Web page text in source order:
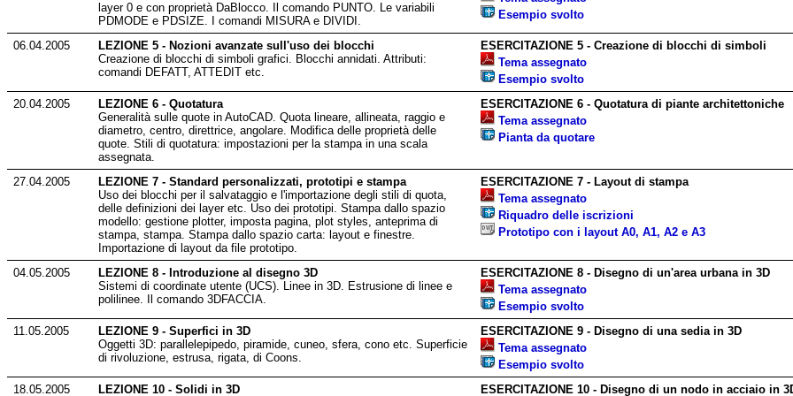
layer 0 e con proprietà DaBlocco. Il comando PUNTO. Le variabili
PDMODE e PDSIZE. I comandi MISURA e DIVIDI.
Esempio svolto
06.04.2005
LEZIONE 5 - Nozioni avanzate sull'uso dei blocchi
Creazione di blocchi di simboli grafici. Blocchi annidati. Attributi:
comandi DEFATT, ATTEDIT etc.
ESERCITAZIONE 5 - Creazione di blocchi di simboli
Tema assegnato
Esempio svolto
20.04.2005
LEZIONE 6 - Quotatura
Generalità sulle quote in AutoCAD. Quota lineare, allineata, raggio e
diametro, centro, direttrice, angolare. Modifica delle proprietà delle
quote. Stili di quotatura: impostazioni per la stampa in una scala
assegnata.
ESERCITAZIONE 6 - Quotatura di piante architettoniche
Tema assegnato
Pianta da quotare
27.04.2005
LEZIONE 7 - Standard personalizzati, prototipi e stampa
Uso dei blocchi per il salvataggio e l'importazione degli stili di quota,
delle definizioni dei layer etc. Uso dei prototipi. Stampa dallo spazio
modello: gestione plotter, imposta pagina, plot styles, anteprima di
stampa, stampa. Stampa dallo spazio carta: layout e finestre.
Importazione di layout da file prototipo.
ESERCITAZIONE 7 - Layout di stampa
Tema assegnato
Riquadro delle iscrizioni
Prototipo con i layout A0, A1, A2 e A3
04.05.2005
LEZIONE 8 - Introduzione al disegno 3D
Sistemi di coordinate utente (UCS). Linee in 3D. Estrusione di linee e
polilinee. Il comando 3DFACCIA.
ESERCITAZIONE 8 - Disegno di un'area urbana in 3D
Tema assegnato
Esempio svolto
11.05.2005
LEZIONE 9 - Superfici in 3D
Oggetti 3D: parallelepipedo, piramide, cuneo, sfera, cono etc. Superficie
di rivoluzione, estrusa, rigata, di Coons.
ESERCITAZIONE 9 - Disegno di una sedia in 3D
Tema assegnato
Esempio svolto
18.05.2005
LEZIONE 10 - Solidi in 3D ESERCITAZIONE 10 - Disegno di un nodo in acciaio in